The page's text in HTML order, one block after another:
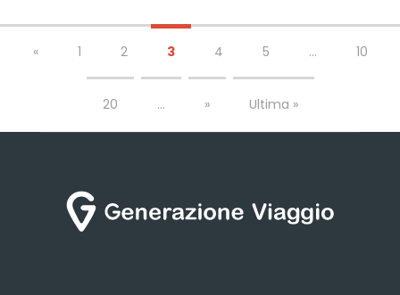
« 1 2 3 4 5 ... 10
20 ... » Ultima »